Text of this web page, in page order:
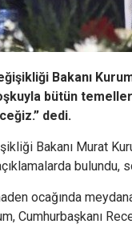
Bakanı
bütün
dedi.
Bakanı Murat
bulundu,
ocağında
Cumhurbaşkanı